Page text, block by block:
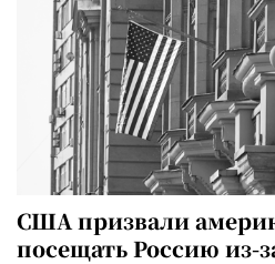
США призвали
посещать Россию из-